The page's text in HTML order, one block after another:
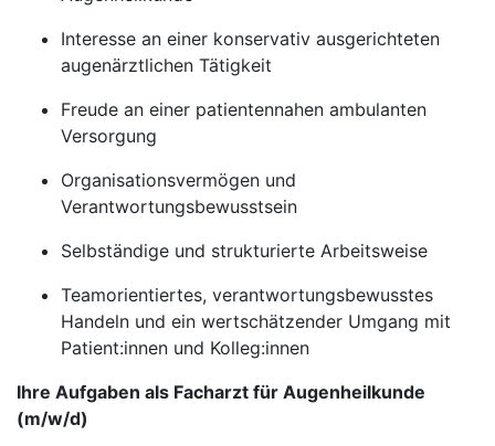
Interesse an einer konservativ ausgerichteten
augenärztlichen Tätigkeit
Freude an einer patientennahen ambulanten
Versorgung
Organisationsvermögen und
Verantwortungsbewusstsein
Selbständige und strukturierte Arbeitsweise
Teamorientiertes, verantwortungsbewusstes
Handeln und ein wertschätzender Umgang mit
Patient:innen und Kolleg:innen
Ihre Aufgaben als Facharzt für Augenheilkunde
(m/w/d)